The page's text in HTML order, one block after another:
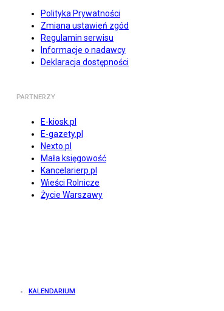
Polityka Prywatności
Zmiana ustawień zgód
Regulamin serwisu
Informacje o nadawcy
Deklaracja dostępności
PARTNERZY
E-kiosk.pl
E-gazety.pl
Nexto.pl
Mała księgowość
Kancelarierp.pl
Wieści Rolnicze
Życie Warszawy
KALENDARIUM